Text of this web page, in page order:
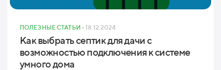
ПОЛЕЗНЫЕ СТАТЬИ • 18.12.2024
Как выбрать септик для дачи с
возможностью подключения к системе
умного дома